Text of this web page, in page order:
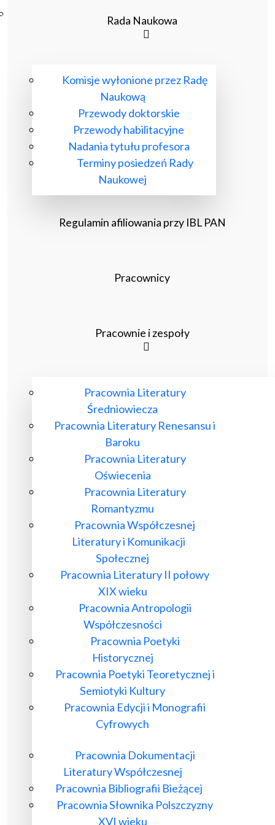
Rada Naukowa
Komisje wyłonione przez Radę
Naukową
Przewody doktorskie
Przewody habilitacyjne
Nadania tytułu profesora
Terminy posiedzeń Rady
Naukowej
Regulamin afiliowania przy IBL PAN
Pracownicy
Pracownie i zespoły
Pracownia Literatury
Średniowiecza
Pracownia Literatury Renesansu i
Baroku
Pracownia Literatury
Oświecenia
Pracownia Literatury
Romantyzmu
Pracownia Współczesnej
Literatury i Komunikacji
Społecznej
Pracownia Literatury II połowy
XIX wieku
Pracownia Antropologii
Współczesności
Pracownia Poetyki
Historycznej
Pracownia Poetyki Teoretycznej i
Semiotyki Kultury
Pracownia Edycji i Monografii
Cyfrowych
Pracownia Dokumentacji
Literatury Współczesnej
Pracownia Bibliografii Bieżącej
Pracownia Słownika Polszczyzny
XVI wieku